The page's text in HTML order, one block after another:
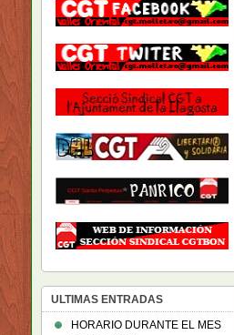
ULTIMAS ENTRADAS
HORARIO DURANTE EL MES